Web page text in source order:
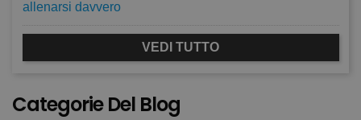
allenarsi davvero
VEDI TUTTO
Categorie Del Blog